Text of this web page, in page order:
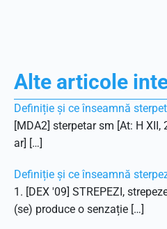
Alte articole
Definiție și ce înseamnă
[MDA2] sterpetar sm [At: H
ar] […]
Definiție și ce înseamnă
1. [DEX '09] STREPEZI,
(se) produce o senzație […]